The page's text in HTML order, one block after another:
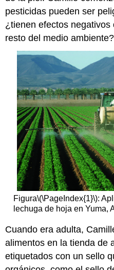
pesticidas pueden ser
¿tienen efectos negativos
resto del medio ambiente?
Figura\(\PageIndex{1}\):
lechuga de hoja en Yuma,
Cuando era adulta,
alimentos en la tienda de
etiquetados con un sello